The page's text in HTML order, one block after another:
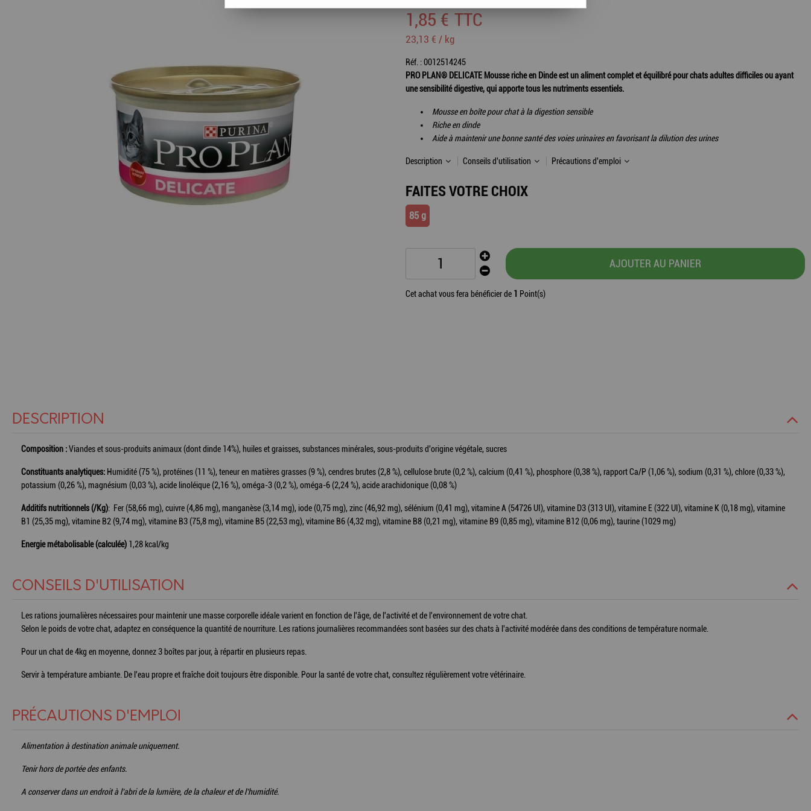
1 ,85 € TTC
23,13 € / kg
Réf. :0012514245
PRO PLAN® DELICATE Mousse riche en Dinde est un aliment complet et équilibré pour chats adultes difficiles ou ayant
une sensibilité digestive, qui apporte tous les nutriments essentiels.
Mousse en boîte pour chat à la digestion sensible
Riche en dinde
Aide à maintenir une bonne santé des voies urinaires en favorisant la dilution des urines
Description Conseils d'utilisation Précautions d'emploi
FAITES VOTRE CHOIX
85 g
AJOUTER AU PANIER
Cet achat vous fera bénéficier de 1 Point(s)
DESCRIPTION
Composition :Viandes et sous-produits animaux (dont dinde 14%), huiles et graisses, substances minérales, sous-produits d'origine végétale, sucres
Constituants analytiques: Humidité (75 %), protéines (11 %), teneur en matières grasses (9 %), cendres brutes (2,8 %), cellulose brute (0,2 %), calcium (0,41 %), phosphore (0,38 %), rapport Ca/P (1,06 %), sodium (0,31 %), chlore (0,33 %),
potassium (0,26 %), magnésium (0,03 %), acide linoléique (2,16 %), oméga-3 (0,2 %), oméga-6 (2,24 %), acide arachidonique (0,08 %)
Additifs nutritionnels (/Kg): Fer (58,66 mg), cuivre (4,86 mg), manganèse (3,14 mg), iode (0,75 mg), zinc (46,92 mg), sélénium (0,41 mg), vitamine A (54726 UI), vitamine D3 (313 UI), vitamine E (322 UI), vitamine K (0,18 mg), vitamine
B1 (25,35 mg), vitamine B2 (9,74 mg), vitamine B3 (75,8 mg), vitamine B5 (22,53 mg), vitamine B6 (4,32 mg), vitamine B8 (0,21 mg), vitamine B9 (0,85 mg), vitamine B12 (0,06 mg), taurine (1029 mg)
Energie métabolisable (calculée) 1,28 kcal/kg
CONSEILS D'UTILISATION
Les rations journalières nécessaires pour maintenir une masse corporelle idéale varient en fonction de l'âge, de l'activité et de l'environnement de votre chat.
Selon le poids de votre chat, adaptez en conséquence la quantité de nourriture. Les rations journalières recommandées sont basées sur des chats à l'activité modérée dans des conditions de température normale.
Pour un chat de 4kg en moyenne, donnez 3 boîtes par jour, à répartir en plusieurs repas.
Servir à température ambiante. De l'eau propre et fraîche doit toujours être disponible. Pour la santé de votre chat, consultez régulièrement votre vétérinaire.
PRÉCAUTIONS D'EMPLOI
Alimentation à destination animale uniquement.
Tenir hors de portée des enfants.
A conserver dans un endroit à l’abri de la lumière, de la chaleur et de l’humidité.